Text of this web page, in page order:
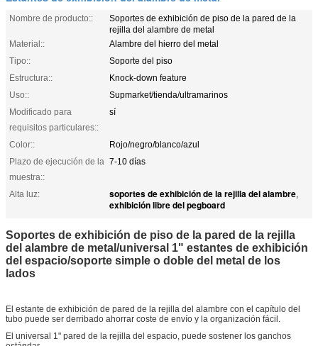
Nombre de producto::
Soportes de exhibición de piso de la pared de la
rejilla del alambre de metal
Material::
Alambre del hierro del metal
Tipo::
Soporte del piso
Estructura::
Knock-down feature
Uso::
Supmarket/tienda/ultramarinos
Modificado para
requisitos particulares::
sí
Color::
Rojo/negro/blanco/azul
Plazo de ejecución de la
muestra::
7-10 días
Alta luz: soportes de exhibición de la rejilla del alambre,
exhibición libre del pegboard
Soportes de exhibición de piso de la pared de la rejilla
del alambre de metal/universal 1" estantes de exhibición
del espacio/soporte simple o doble del metal de los
lados
El estante de exhibición de pared de la rejilla del alambre con el capítulo del
tubo puede ser derribado ahorrar coste de envío y la organización fácil.
El universal 1" pared de la rejilla del espacio, puede sostener los ganchos